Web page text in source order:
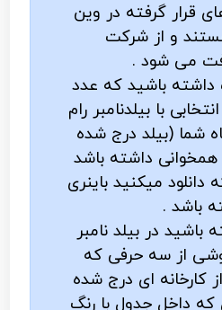
قرار گرفته در وین
و از شرکت
می شود .
باشید که عدد
با بیلدنامبر رام
شما (بیلد درج شده
همخوانی داشته باشد
دانلود میکنید باینری
باشد .
در بیلد نامبر
از سه حرفی که
کارخانه ای درج شده
داخل جدول با رنگ